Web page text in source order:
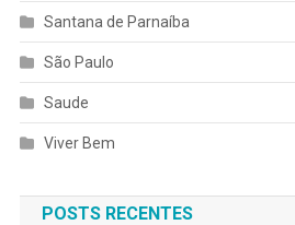
Santana de Parnaíba
São Paulo
Saude
Viver Bem
POSTS RECENTES